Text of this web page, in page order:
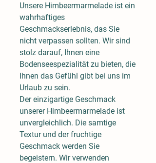
Unsere Himbeermarmelade ist ein
wahrhaftiges
Geschmackserlebnis, das Sie
nicht verpassen sollten. Wir sind
stolz darauf, Ihnen eine
Bodenseespezialität zu bieten, die
Ihnen das Gefühl gibt bei uns im
Urlaub zu sein.
Der einzigartige Geschmack
unserer Himbeermarmelade ist
unvergleichlich. Die samtige
Textur und der fruchtige
Geschmack werden Sie
begeistern. Wir verwenden